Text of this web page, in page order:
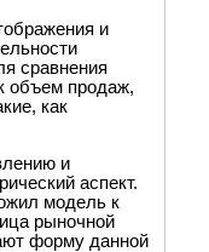
и
сравнения
объем продаж,
как
и
аспект.
модель к
рыночной
форму данной